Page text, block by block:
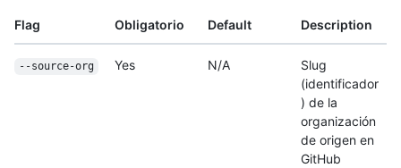
Flag Obligatorio Default Description
--source-org Yes N/A
Slug
(identificador
) de la
organización
de origen en
GitHub